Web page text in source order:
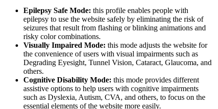
Epilepsy Safe Mode: this profile enables people with
epilepsy to use the website safely by eliminating the risk of
seizures that result from flashing or blinking animations and
risky color combinations.
Visually Impaired Mode: this mode adjusts the website for
the convenience of users with visual impairments such as
Degrading Eyesight, Tunnel Vision, Cataract, Glaucoma, and
others.
Cognitive Disability Mode: this mode provides different
assistive options to help users with cognitive impairments
such as Dyslexia, Autism, CVA, and others, to focus on the
essential elements of the website more easily.